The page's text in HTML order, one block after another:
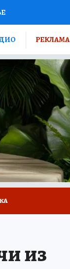
ТУРИЗМ
ПОТРЕБИТЕЛЯ
РЕКЛАМА
ПРОФЕССИИ
из